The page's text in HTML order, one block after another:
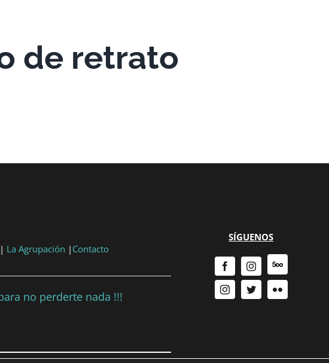
de retrato
| La Agrupación | Contacto
no perderte nada !!!
SÍGUENOS